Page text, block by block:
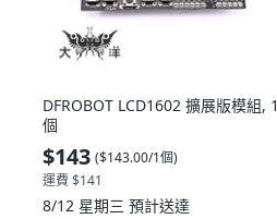
DFROBOT LCD1602 擴展版模組, 1
個
$143 ($143.00/1個)
運費 $141
8/12 星期三 預計送達